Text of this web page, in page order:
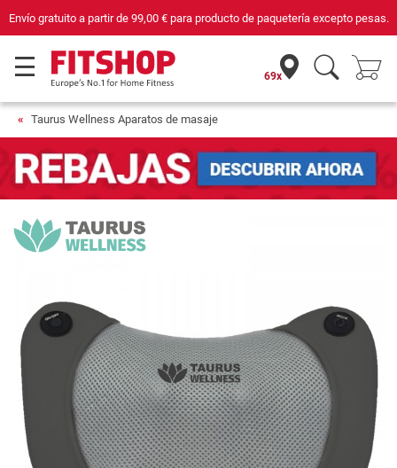
Compra con seguridad en Fitshop, comercio con sello de Confianza Online.
69x
Taurus Wellness Aparatos de masaje